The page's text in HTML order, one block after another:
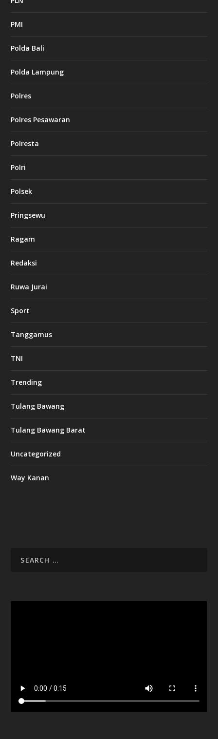
PMI
Polda Bali
Polda Lampung
Polres
Polres Pesawaran
Polresta
Polri
Polsek
Pringsewu
Ragam
Redaksi
Ruwa Jurai
Sport
Tanggamus
TNI
Trending
Tulang Bawang
Tulang Bawang Barat
Uncategorized
Way Kanan